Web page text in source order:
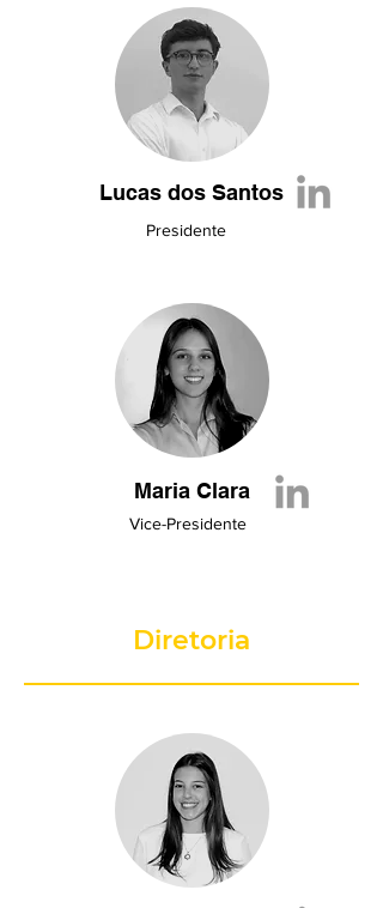
Lucas dos Santos
Presidente
Maria Clara
Vice-Presidente
Diretoria